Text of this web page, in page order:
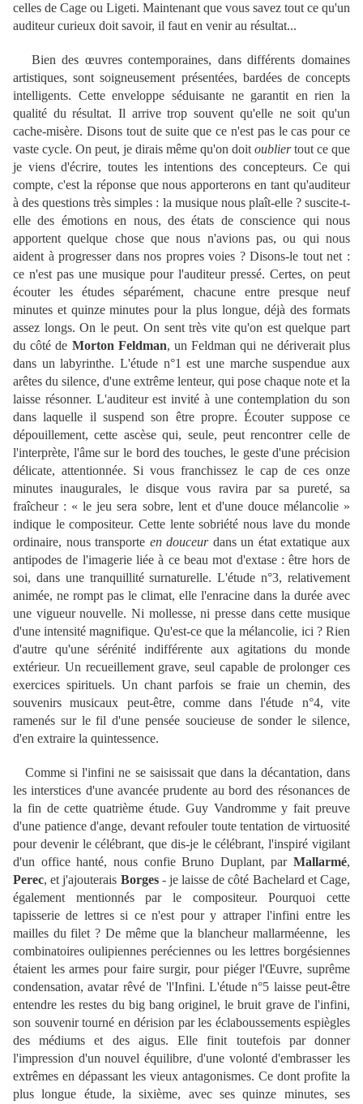
celles de Cage ou Ligeti. Maintenant que vous savez tout ce qu'un
auditeur curieux doit savoir, il faut en venir au résultat...
Bien des œuvres contemporaines, dans différents domaines
artistiques, sont soigneusement présentées, bardées de concepts
intelligents. Cette enveloppe séduisante ne garantit en rien la
qualité du résultat. Il arrive trop souvent qu'elle ne soit qu'un
cache-misère. Disons tout de suite que ce n'est pas le cas pour ce
vaste cycle. On peut, je dirais même qu'on doit oubliertout ce que
je viens d'écrire, toutes les intentions des concepteurs. Ce qui
compte, c'est la réponse que nous apporterons en tant qu'auditeur
à des questions très simples : la musique nous plaît-elle ? suscite-t-
elle des émotions en nous, des états de conscience qui nous
apportent quelque chose que nous n'avions pas, ou qui nous
aident à progresser dans nos propres voies ? Disons-le tout net :
ce n'est pas une musique pour l'auditeur pressé. Certes, on peut
écouter les études séparément, chacune entre presque neuf
minutes et quinze minutes pour la plus longue, déjà des formats
assez longs. On le peut. On sent très vite qu'on est quelque part
du côté de Morton Feldman, un Feldman qui ne dériverait plus
dans un labyrinthe. L'étude n°1 est une marche suspendue aux
arêtes du silence, d'une extrême lenteur, qui pose chaque note et la
laisse résonner. L'auditeur est invité à une contemplation du son
dans laquelle il suspend son être propre. Écouter suppose ce
dépouillement, cette ascèse qui, seule, peut rencontrer celle de
l'interprète, l'âme sur le bord des touches, le geste d'une précision
délicate, attentionnée. Si vous franchissez le cap de ces onze
minutes inaugurales, le disque vous ravira par sa pureté, sa
fraîcheur : « le jeu sera sobre, lent et d'une douce mélancolie »
indique le compositeur. Cette lente sobriété nous lave du monde
ordinaire, nous transporte en douceur dans un état extatique aux
antipodes de l'imagerie liée à ce beau mot d'extase : être hors de
soi, dans une tranquillité surnaturelle. L'étude n°3, relativement
animée, ne rompt pas le climat, elle l'enracine dans la durée avec
une vigueur nouvelle. Ni mollesse, ni presse dans cette musique
d'une intensité magnifique. Qu'est-ce que la mélancolie, ici ? Rien
d'autre qu'une sérénité indifférente aux agitations du monde
extérieur. Un recueillement grave, seul capable de prolonger ces
exercices spirituels. Un chant parfois se fraie un chemin, des
souvenirs musicaux peut-être, comme dans l'étude n°4, vite
ramenés sur le fil d'une pensée soucieuse de sonder le silence,
d'en extraire la quintessence.
Comme si l'infini ne se saisissait que dans la décantation, dans
les interstices d'une avancée prudente au bord des résonances de
la fin de cette quatrième étude. Guy Vandromme y fait preuve
d'une patience d'ange, devant refouler toute tentation de virtuosité
pour devenir le célébrant, que dis-je le célébrant, l'inspiré vigilant
d'un office hanté, nous confie Bruno Duplant, par Mallarmé,
Perec, et j'ajouterais Borges- je laisse de côté Bachelard et Cage,
également mentionnés par le compositeur. Pourquoi cette
tapisserie de lettres si ce n'est pour y attraper l'infini entre les
mailles du filet ? De même que la blancheur mallarméenne, les
combinatoires oulipiennes peréciennes ou les lettres borgésiennes
étaient les armes pour faire surgir, pour piéger l'Œuvre, suprême
condensation, avatar rêvé de 'l'Infini. L'étude n°5 laisse peut-être
entendre les restes du big bang originel, le bruit grave de l'infini,
son souvenir tourné en dérision par les éclaboussements espiègles
des médiums et des aigus. Elle finit toutefois par donner
l'impression d'un nouvel équilibre, d'une volonté d'embrasser les
extrêmes en dépassant les vieux antagonismes. Ce dont profite la
plus longue étude, la sixième, avec ses quinze minutes, ses